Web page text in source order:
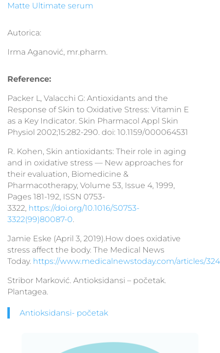
Matte Ultimate serum
Autorica:
Irma Aganović, mr.pharm.
Reference:
Packer L, Valacchi G: Antioxidants and the
Response of Skin to Oxidative Stress: Vitamin E
as a Key Indicator. Skin Pharmacol Appl Skin
Physiol 2002;15:282-290. doi: 10.1159/000064531
R. Kohen, Skin antioxidants: Their role in aging
and in oxidative stress — New approaches for
their evaluation, Biomedicine &
Pharmacotherapy, Volume 53, Issue 4, 1999,
Pages 181-192, ISSN 0753-
3322, https://doi.org/10.1016/S0753-
3322(99)80087-0.
Jamie Eske (April 3, 2019).How does oxidative
stress affect the body. The Medical News
Today. https://www.medicalnewstoday.com/articles/
Stribor Marković. Antioksidansi – početak.
Plantagea.
Antioksidansi- početak